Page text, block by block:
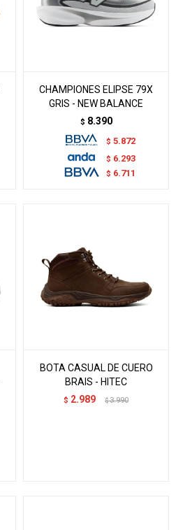
CHAMPIONES ELIPSE 79X
GRIS - NEW BALANCE
$ 8.390
$ 5.872
$ 6.293
$ 6.711
BOTA CASUAL DE CUERO
BRAIS - HITEC
$ 2.989 $ 3.990